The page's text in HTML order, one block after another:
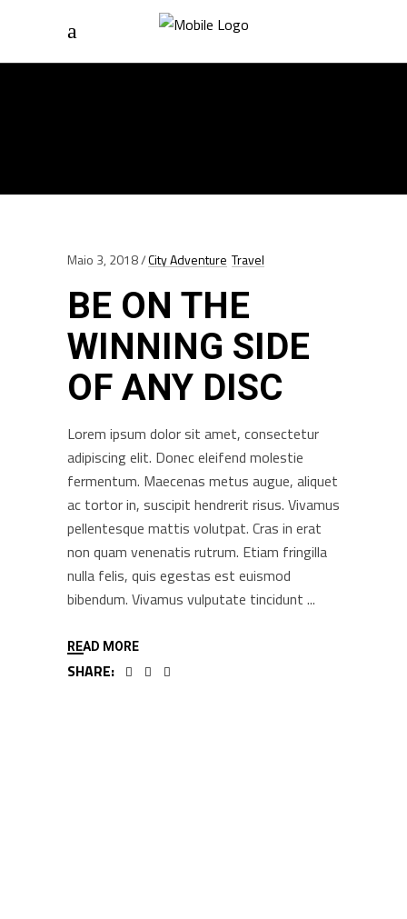
Maio 3, 2018 City Adventure Travel
BE ON THE
WINNING SIDE
OF ANY DISC
Lorem ipsum dolor sit amet, consectetur
adipiscing elit. Donec eleifend molestie
fermentum. Maecenas metus augue, aliquet
ac tortor in, suscipit hendrerit risus. Vivamus
pellentesque mattis volutpat. Cras in erat
non quam venenatis rutrum. Etiam fringilla
nulla felis, quis egestas est euismod
bibendum. Vivamus vulputate tincidunt
READ MORE
SHARE: